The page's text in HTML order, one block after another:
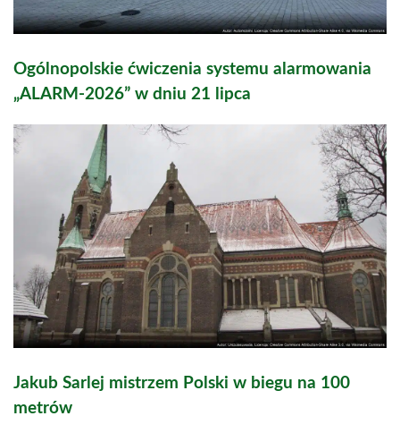
Ogólnopolskie ćwiczenia systemu alarmowania
„ALARM-2026” w dniu 21 lipca
Jakub Sarlej mistrzem Polski w biegu na 100
metrów